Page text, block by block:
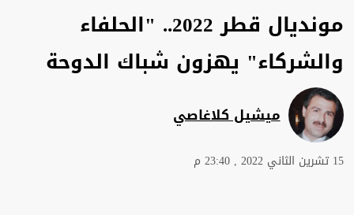
مونديال قطر 2022.. "الحلفاء
والشركاء" يهزون شباك الدوحة
ميشيل كلاغاصي
15 تشرين الثاني 2022 , 23:40 م